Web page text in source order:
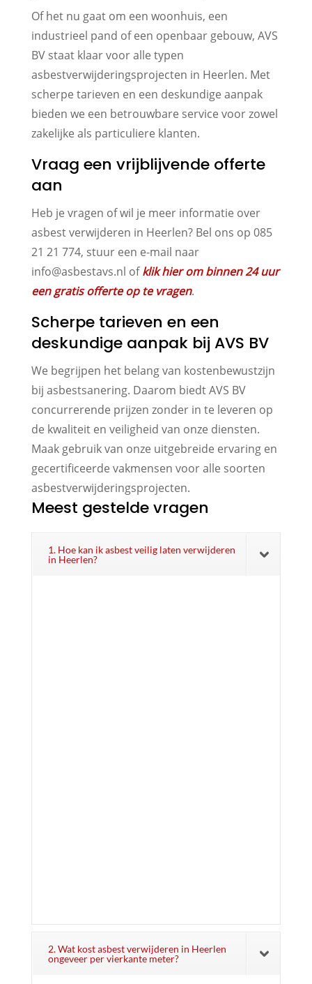
Of het nu gaat om een woonhuis, een
industrieel pand of een openbaar gebouw, AVS
BV staat klaar voor alle typen
asbestverwijderingsprojecten in Heerlen. Met
scherpe tarieven en een deskundige aanpak
bieden we een betrouwbare service voor zowel
zakelijke als particuliere klanten.
Vraag een vrijblijvende offerte
aan
Heb je vragen of wil je meer informatie over
asbest verwijderen in Heerlen? Bel ons op 085
21 21 774, stuur een e-mail naar
info@asbestavs.nl ofklik hier om binnen 24 uur
een gratis offerte op te vragen.
Scherpe tarieven en een
deskundige aanpak bij AVS BV
We begrijpen het belang van kostenbewustzijn
bij asbestsanering. Daarom biedt AVS BV
concurrerende prijzen zonder in te leveren op
de kwaliteit en veiligheid van onze diensten.
Maak gebruik van onze uitgebreide ervaring en
gecertificeerde vakmensen voor alle soorten
asbestverwijderingsprojecten.
Meest gestelde vragen
1. Hoe kan ik asbest veilig laten verwijderen
in Heerlen?
2. Wat kost asbest verwijderen in Heerlen
ongeveer per vierkante meter?